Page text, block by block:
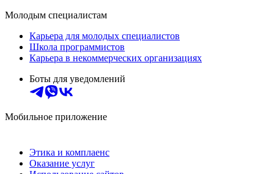
Молодым специалистам
Карьера для молодых специалистов
Школа программистов
Карьера в некоммерческих организациях
Боты для уведомлений
Мобильное приложение
Этика и комплаенс
Оказание услуг